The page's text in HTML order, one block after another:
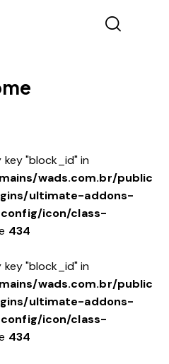
key "block_id" in
wads.com.br/public
ultimate-addons-
icon/class-
434
key "block_id" in
wads.com.br/public
ultimate-addons-
icon/class-
434